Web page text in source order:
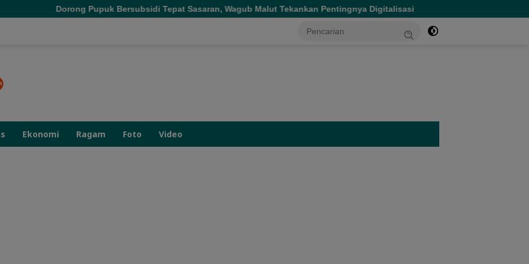
Pupuk Bersubsidi Tepat Sasaran, Wagub Malut Tekankan Pentingnya Digitalisasi Hasby Yusuf Salurkan Ratusan Paket
Ekonomi Ragam Foto Video